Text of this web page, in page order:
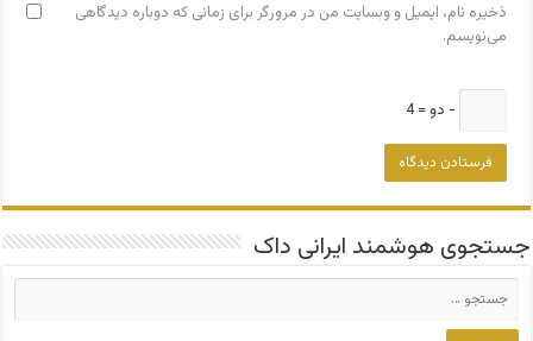
ذخیره نام، ایمیل و وبسایت من در مرورگر برای زمانی که دوباره دیدگاهی
می‌نویسم.
− دو = 4
جستجوی هوشمند ایرانی داک